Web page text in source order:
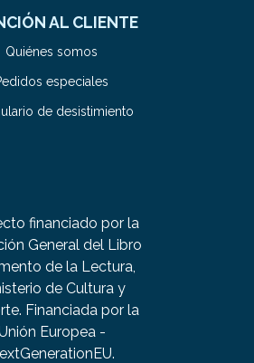
AL CLIENTE
Quiénes somos
especiales
de desistimiento
financiado por la
General del Libro
de la Lectura,
de Cultura y
Financiada por la
Europea -